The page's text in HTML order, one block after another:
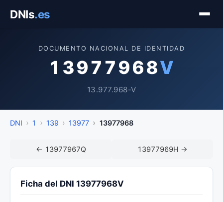
DNIs.es
DOCUMENTO NACIONAL DE IDENTIDAD
13977968V
13.977.968-V
DNI 1 139 13977 13977968
← 13977967Q 13977969H →
Ficha del DNI 13977968V